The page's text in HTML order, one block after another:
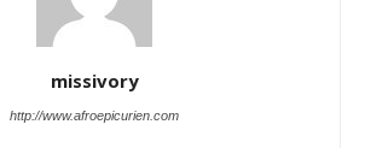
missivory
http://www.afroepicurien.com